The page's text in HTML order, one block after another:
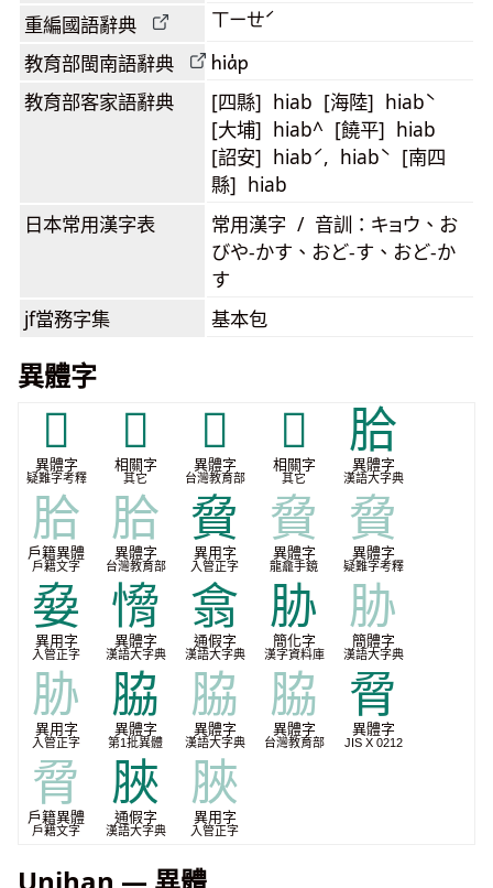
重編國語辭典 ㄒㄧㄝˊ
教育部閩南語辭典 hia̍p
教育部客家語辭典
[四縣] hiab [海陸] hiabˋ
[大埔] hiab^ [饒平] hiab
[詔安] hiabˊ, hiabˋ [南四
縣] hiab
日本常用漢字表
常用漢字 / 音訓：キョウ、お
びや-かす、おど-す、おど-か
す
jf當務字集 基本包
異體字
𣆕
異體字
疑難字考釋
𣣲
相關字
其它
𦛕
異體字
台灣教育部
𧷑
相關字
其它
䏩
異體字
漢語大字典
䏩
戶籍異體
戶籍文字
䏩
異體字
台灣教育部
䝱
異用字
入管正字
䝱
異體字
龍龕手鏡
䝱
異體字
疑難字考釋
姭
異用字
入管正字
愶
異體字
漢語大字典
翕
通假字
漢語大字典
胁
簡化字
漢字資料庫
胁
簡體字
漢語大字典
胁
異用字
入管正字
脇
異體字
第1批異體
脇
異體字
漢語大字典
脇
異體字
台灣教育部
脋
異體字
JIS X 0212
脋
戶籍異體
戶籍文字
脥
通假字
漢語大字典
脥
異用字
入管正字